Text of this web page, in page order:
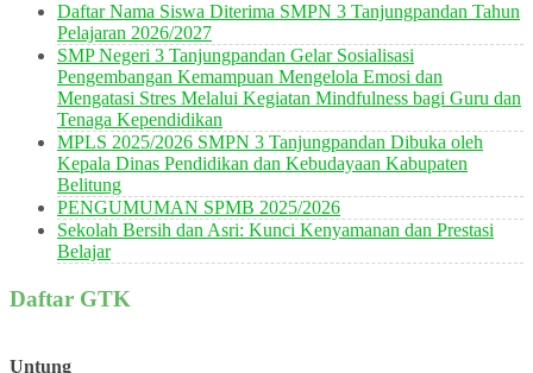
Daftar Nama Siswa Diterima SMPN 3 Tanjungpandan Tahun
Pelajaran 2026/2027
SMP Negeri 3 Tanjungpandan Gelar Sosialisasi
Pengembangan Kemampuan Mengelola Emosi dan
Mengatasi Stres Melalui Kegiatan Mindfulness bagi Guru dan
Tenaga Kependidikan
MPLS 2025/2026 SMPN 3 Tanjungpandan Dibuka oleh
Kepala Dinas Pendidikan dan Kebudayaan Kabupaten
Belitung
PENGUMUMAN SPMB 2025/2026
Sekolah Bersih dan Asri: Kunci Kenyamanan dan Prestasi
Belajar
Daftar GTK
Untung